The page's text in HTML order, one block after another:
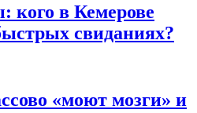
кого в Кемерове
свиданиях?
«моют мозги» и